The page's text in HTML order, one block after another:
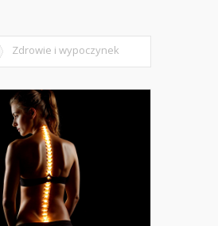
Zdrowie i wypoczynek